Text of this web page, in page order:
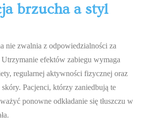
brzucha a styl
nie zwalnia z odpowiedzialności za
efektów zabiegu wymaga
regularnej aktywności fizycznej oraz
Pacjenci, którzy zaniedbują te
ponowne odkładanie się tłuszczu w